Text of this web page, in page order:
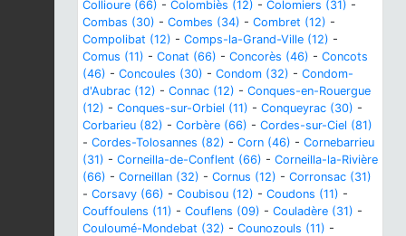
Collioure (66) - Colombiès (12) - Colomiers (31) -
Combas (30) - Combes (34) - Combret (12) -
Compolibat (12) - Comps-la-Grand-Ville (12) -
Comus (11) - Conat (66) - Concorès (46) - Concots
(46) - Concoules (30) - Condom (32) - Condom-
d'Aubrac (12) - Connac (12) - Conques-en-Rouergue
(12) - Conques-sur-Orbiel (11) - Conqueyrac (30) -
Corbarieu (82) - Corbère (66) - Cordes-sur-Ciel (81)
- Cordes-Tolosannes (82) - Corn (46) - Cornebarrieu
(31) - Corneilla-de-Conflent (66) - Corneilla-la-Rivière
(66) - Corneillan (32) - Cornus (12) - Corronsac (31)
- Corsavy (66) - Coubisou (12) - Coudons (11) -
Couffoulens (11) - Couflens (09) - Couladère (31) -
Couloumé-Mondebat (32) - Counozouls (11) -